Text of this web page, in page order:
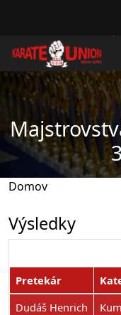
Domov
Výsledky
Pretekár
Dudáš Henrich